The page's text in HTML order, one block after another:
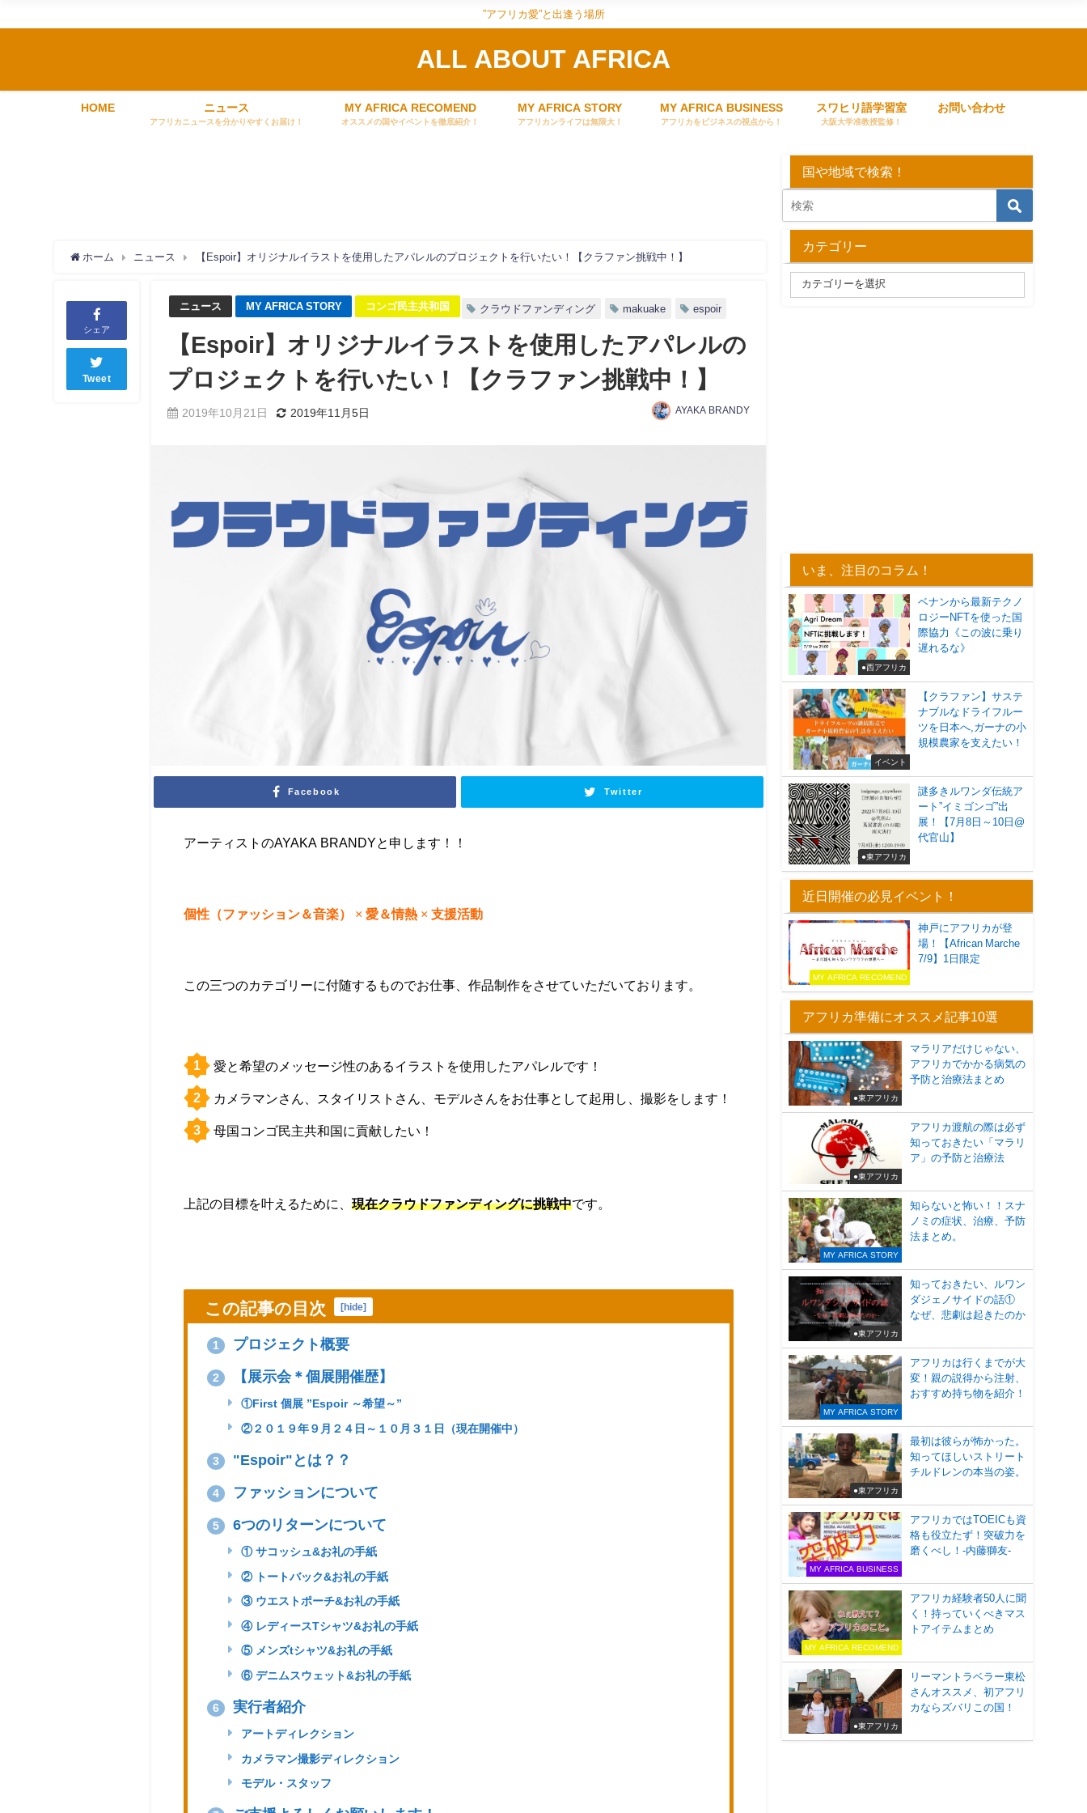
”アフリカ愛”と出逢う場所
ALL ABOUT AFRICA
HOME ニュース
アフリカニュースを分かりやすくお届け！
MY AFRICA RECOMEND
オススメの国やイベントを徹底紹介！
MY AFRICA STORY
アフリカンライフは無限大！
MY AFRICA BUSINESS
アフリカをビジネスの視点から！
スワヒリ語学習室
大阪大学准教授監修！
お問い合わせ
ホーム ニュース 【Espoir】オリジナルイラストを使用したアパレルのプロジェクトを行いたい！【クラファン挑戦中！】
シェア
Tweet
ニュース MY AFRICA STORY コンゴ民主共和国 クラウドファンディング makuake espoir
【Espoir】オリジナルイラストを使用したアパレルの
プロジェクトを行いたい！【クラファン挑戦中！】
2019年10月21日 2019年11月5日 AYAKA BRANDY
Facebook Twitter
アーティストのAYAKA BRANDY と申します！！
個性（ファッション＆音楽） ×愛＆情熱 ×支援活動
この三つのカテゴリーに付随するものでお仕事、作品制作をさせていただいております。
愛と希望のメッセージ性のあるイラストを使用したアパレルです！
カメラマンさん、スタイリストさん、モデルさんをお仕事として起用し、撮影をします！
母国コンゴ民主共和国に貢献したい！
上記の目標を叶えるために、現在クラウドファンディングに挑戦中です。
この記事の目次 [hide]
1 プロジェクト概要
2 【展示会＊個展開催歴】
①First 個展 ”Espoir ～希望～”
②２０１９年９月２４日～１０月３１日（現在開催中）
3 "Espoir"とは？？
4 ファッションについて
5 6つのリターンについて
① サコッシュ&お礼の手紙
② トートバック&お礼の手紙
③ ウエストポーチ&お礼の手紙
④ レディースTシャツ&お礼の手紙
⑤ メンズtシャツ&お礼の手紙
⑥ デニムスウェット&お礼の手紙
6 実行者紹介
アートディレクション
カメラマン撮影ディレクション
モデル・スタッフ
国や地域で検索！
カテゴリー
いま、注目のコラム！
●西アフリカ
ベナンから最新テクノ
ロジーNFTを使った国
際協力《この波に乗り
遅れるな》
イベント
【クラファン】サステ
ナブルなドライフルー
ツを日本へ,ガーナの小
規模農家を支えたい！
●東アフリカ
謎多きルワンダ伝統ア
ート”イミゴンゴ”出
展！【7月8日～10日@
代官山】
近日開催の必見イベント！
MY AFRICA RECOMEND
神戸にアフリカが登
場！【African Marche
7/9】1日限定
アフリカ準備にオススメ記事10選
●東アフリカ
マラリアだけじゃない、
アフリカでかかる病気の
予防と治療法まとめ
●東アフリカ
アフリカ渡航の際は必ず
知っておきたい「マラリ
ア」の予防と治療法
MY AFRICA STORY
知らないと怖い！！スナ
ノミの症状、治療、予防
法まとめ。
●東アフリカ
知っておきたい、ルワン
ダジェノサイドの話①
なぜ、悲劇は起きたのか
MY AFRICA STORY
アフリカは行くまでが大
変！親の説得から注射、
おすすめ持ち物を紹介！
●東アフリカ
最初は彼らが怖かった。
知ってほしいストリート
チルドレンの本当の姿。
MY AFRICA BUSINESS
アフリカではTOEICも資
格も役立たず！突破力を
磨くべし！-内藤獅友-
MY AFRICA RECOMEND
アフリカ経験者50人に聞
く！持っていくべきマス
トアイテムまとめ
●東アフリカ
リーマントラベラー東松
さんオススメ、初アフリ
カならズバリこの国！